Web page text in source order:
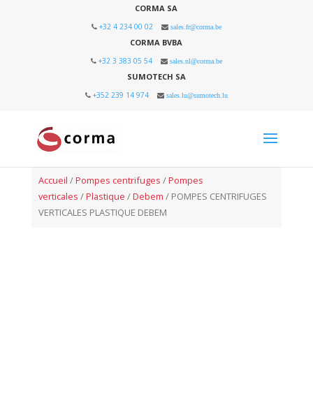
CORMA SA
+32 4 234 00 02 sales.fr@corma.be
CORMA BVBA
+32 3 383 05 54 sales.nl@corma.be
SUMOTECH SA
+352 239 14 974 sales.lu@sumotech.lu
Accueil /Pompes centrifuges /Pompes
verticales /Plastique /Debem / POMPES CENTRIFUGES
VERTICALES PLASTIQUE DEBEM